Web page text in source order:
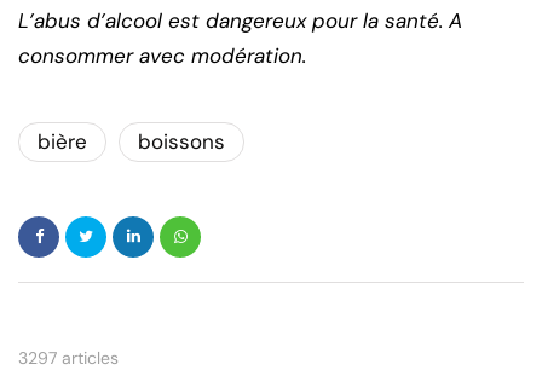
L’abus d’alcool est dangereux pour la santé. A
consommer avec modération.
bière boissons
3297 articles